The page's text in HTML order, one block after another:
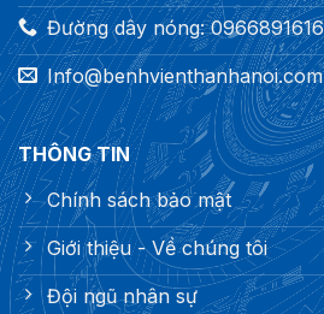
Đường dây nóng: 0966891616
Info@benhvienthanhanoi.com
THÔNG TIN
Chính sách bảo mật
Giới thiệu - Về chúng tôi
Đội ngũ nhân sự